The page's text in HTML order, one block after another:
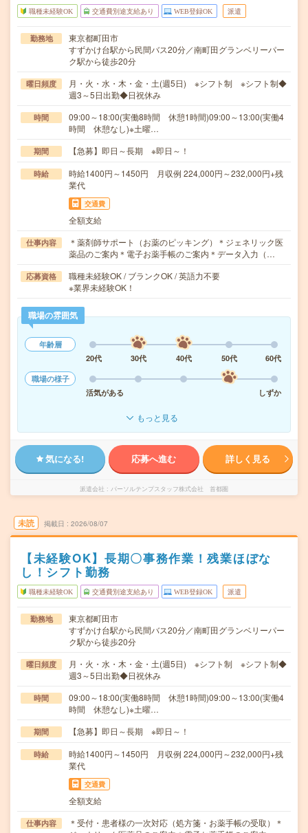
職種未経験OK 交通費別途支給あり WEB登録OK 派遣
勤務地
東京都町田市
すずかけ台駅から民間バス20分／南町田グランベリーパー
ク駅から徒歩20分
曜日頻度
月・火・水・木・金・土(週5日) ※シフト制 ※シフト制◆
週3～5日出勤◆日祝休み
時間
09:00～18:00(実働8時間 休憩1時間)09:00～13:00(実働4
時間 休憩なし)※土曜…
期間 【急募】即日～長期 ※即日～！
時給
時給1400円～1450円 月収例 224,000円～232,000円+残
業代
交通費
全額支給
仕事内容
＊薬剤師サポート（お薬のピッキング）＊ジェネリック医
薬品のご案内＊電子お薬手帳のご案内＊データ入力（…
応募資格
職種未経験OK / ブランクOK / 英語力不要
※業界未経験OK！
職場の雰囲気
年齢層
20代
30代 40代 50代
60代
職場の様子
活気がある
しずか
もっと見る
気になる! 応募へ進む 詳しく見る
派遣会社 パーソルテンプスタッフ株式会社 首都圏
未読 掲載日 2026/08/07
【未経験OK】長期〇事務作業！残業ほぼな
し！シフト勤務
職種未経験OK 交通費別途支給あり WEB登録OK 派遣
勤務地
東京都町田市
すずかけ台駅から民間バス20分／南町田グランベリーパー
ク駅から徒歩20分
曜日頻度
月・火・水・木・金・土(週5日) ※シフト制 ※シフト制◆
週3～5日出勤◆日祝休み
時間
09:00～18:00(実働8時間 休憩1時間)09:00～13:00(実働4
時間 休憩なし)※土曜…
期間 【急募】即日～長期 ※即日～！
時給
時給1400円～1450円 月収例 224,000円～232,000円+残
業代
交通費
全額支給
仕事内容
＊受付・患者様の一次対応（処方箋・お薬手帳の受取）＊